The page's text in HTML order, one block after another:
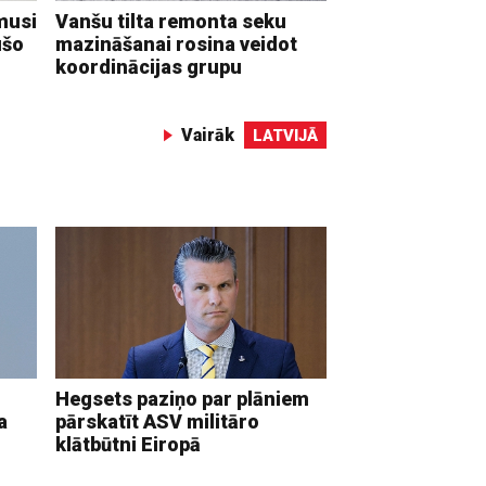
Vanšu tilta remonta seku
mazināšanai rosina veidot
koordinācijas grupu
Vairāk LATVIJĀ
Hegsets paziņo par plāniem
pārskatīt ASV militāro
klātbūtni Eiropā